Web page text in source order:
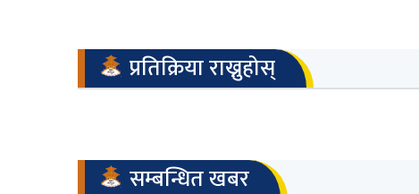
प्रतिक्रिया राख्नुहोस्
सम्बन्धित खबर